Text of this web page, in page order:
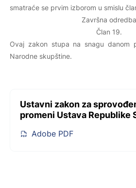
smatraće se prvim izborom u smislu
Završna odredba
Član 19.
Ovaj zakon stupa na snagu danom
Narodne skupštine.
Ustavni zakon za
promeni Ustava Republike
Adobe PDF